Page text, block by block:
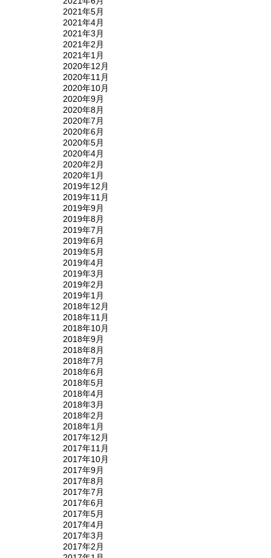
2021年5月
2021年4月
2021年3月
2021年2月
2021年1月
2020年12月
2020年11月
2020年10月
2020年9月
2020年8月
2020年7月
2020年6月
2020年5月
2020年4月
2020年2月
2020年1月
2019年12月
2019年11月
2019年9月
2019年8月
2019年7月
2019年6月
2019年5月
2019年4月
2019年3月
2019年2月
2019年1月
2018年12月
2018年11月
2018年10月
2018年9月
2018年8月
2018年7月
2018年6月
2018年5月
2018年4月
2018年3月
2018年2月
2018年1月
2017年12月
2017年11月
2017年10月
2017年9月
2017年8月
2017年7月
2017年6月
2017年5月
2017年4月
2017年3月
2017年2月